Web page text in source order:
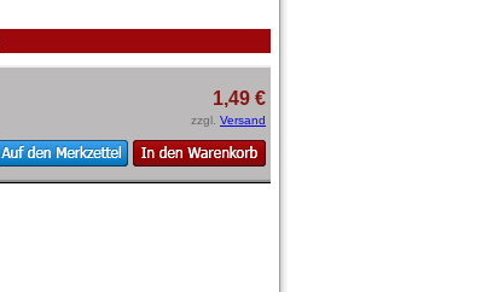
1,49 €
zzgl. Versand